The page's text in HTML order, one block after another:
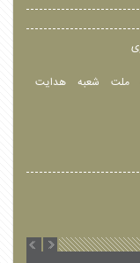
ملت شعبه هدایت